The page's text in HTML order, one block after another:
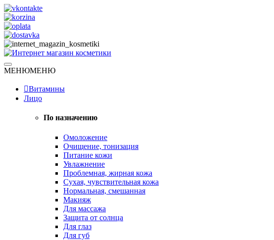
Skip
to
content
Интернет магазин косметики
Натуральная косметика
МЕНЮМЕНЮ
Витамины
Лицо
По назначению
Омоложение
Очищение, тонизация
Питание кожи
Увлажнение
Проблемная, жирная кожа
Сухая, чувствительная кожа
Нормальная, смешанная
Макияж
Для массажа
Защита от солнца
Для глаз
Для губ